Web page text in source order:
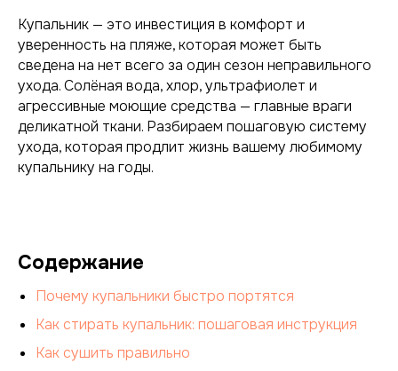
Купальник — это инвестиция в комфорт и
уверенность на пляже, которая может быть
сведена на нет всего за один сезон неправильного
ухода. Солёная вода, хлор, ультрафиолет и
агрессивные моющие средства — главные враги
деликатной ткани. Разбираем пошаговую систему
ухода, которая продлит жизнь вашему любимому
купальнику на годы.
Содержание
Почему купальники быстро портятся
Как стирать купальник: пошаговая инструкция
Как сушить правильно